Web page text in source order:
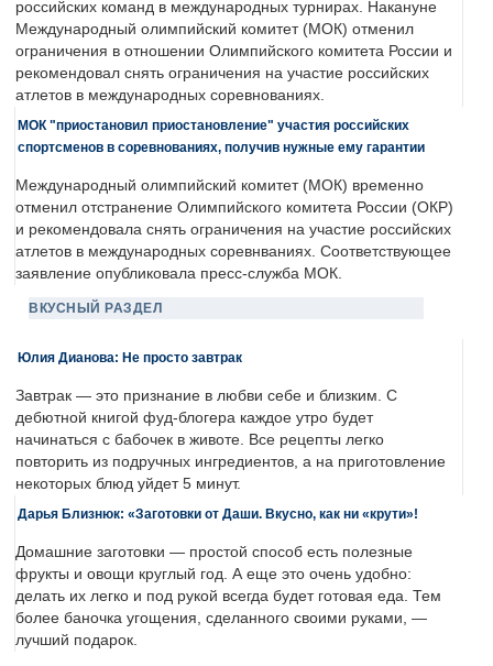
российских команд в международных турнирах. Накануне
Международный олимпийский комитет (МОК) отменил
ограничения в отношении Олимпийского комитета России и
рекомендовал снять ограничения на участие российских
атлетов в международных соревнованиях.
МОК "приостановил приостановление" участия российских
спортсменов в соревнованиях, получив нужные ему гарантии
Международный олимпийский комитет (МОК) временно
отменил отстранение Олимпийского комитета России (ОКР)
и рекомендовала снять ограничения на участие российских
атлетов в международных соревнваниях. Соответствующее
заявление опубликовала пресс-служба МОК.
ВКУСНЫЙ РАЗДЕЛ
Юлия Дианова: Не просто завтрак
Завтрак — это признание в любви себе и близким. С
дебютной книгой фуд-блогера каждое утро будет
начинаться с бабочек в животе. Все рецепты легко
повторить из подручных ингредиентов, а на приготовление
некоторых блюд уйдет 5 минут.
Дарья Близнюк: «Заготовки от Даши. Вкусно, как ни «крути»!
Домашние заготовки — простой способ есть полезные
фрукты и овощи круглый год. А еще это очень удобно:
делать их легко и под рукой всегда будет готовая еда. Тем
более баночка угощения, сделанного своими руками, —
лучший подарок.